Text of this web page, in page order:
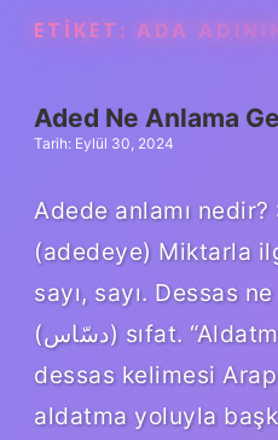
ETIKET: ADA
Aded Ne Anlama
Tarih: Eylül 30, 2024
Adede anlamı
(adedeye) Miktarla
sayı, sayı. Dessas
(ﺩﺳّﺎﺱ) sıfat. “Aldatmak” anlamına gelen
dessas kelimesi
aldatma yoluyla